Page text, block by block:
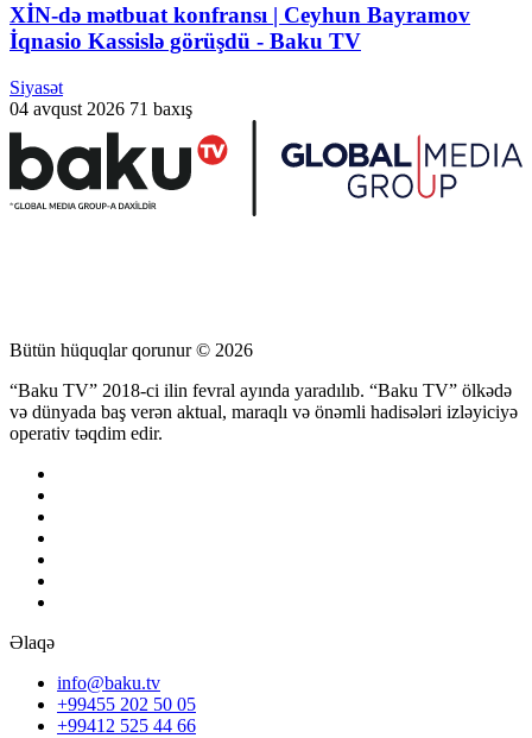
XİN-də mətbuat konfransı | Ceyhun Bayramov
İqnasio Kassislə görüşdü - Baku TV
Siyasət
04 avqust 2026 71 baxış
Bütün hüquqlar qorunur © 2026
“Baku TV” 2018-ci ilin fevral ayında yaradılıb. “Baku TV” ölkədə
və dünyada baş verən aktual, maraqlı və önəmli hadisələri izləyiciyə
operativ təqdim edir.
Əlaqə
info@baku.tv
+99455 202 50 05
+99412 525 44 66